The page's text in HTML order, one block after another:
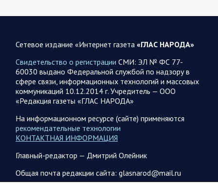
Украинские террористы продолжают убивать мирное
население приграничных районов. Данные на 6 августа
За прошедшие сутки армия трусов и убийц, будучи не в
силах ничего противопоставить на поле боя, атаковала
гражданское население Белгородской…
06.08.2026 07:49
Спецоперация
Сводка на утро 6 августа 2026 года от Двух майоров
В Ярославле после налета перекрыто движение по
Московскому проспекту, изменена работы общественного
транспорта. Судя по записям с кналов противника, его…
Сетевое издание «Интернет газета «ГЛАС НАРОДА»
Свидетельство о регистрации СМИ: ЭЛ № ФС 77-
60030 выдано Федеральной службой по надзору в
сфере связи, информационных технологий и массовых
коммуникаций 10.12.2014 г. Учредитель — ООО
«Редакция газеты «ГЛАС НАРОДА»
На информационном ресурсе (сайте) применяются
рекомендательные технологии
КОНТАКТНАЯ ИНФОРМАЦИЯ
Главный-редактор — Дмитрий Олейник
Общая почта редакции сайта: glasnarod@mail.ru